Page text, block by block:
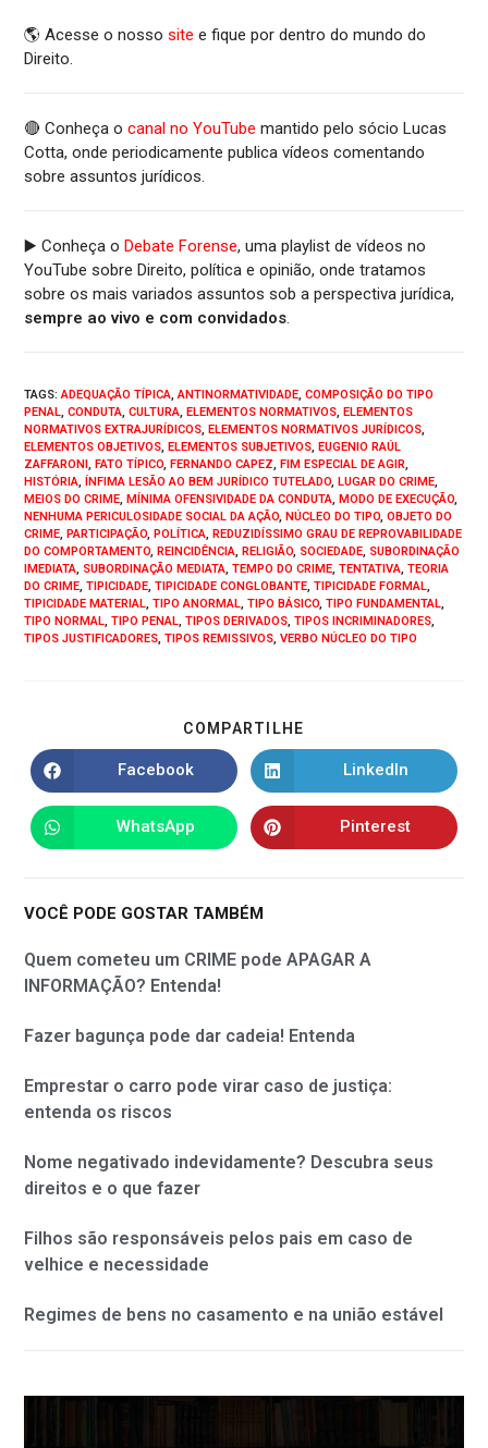
🌎 Acesse o nossosite e fique por dentro do mundo do
Direito.
🔴 Conheça ocanal no YouTube mantido pelo sócio Lucas
Cotta, onde periodicamente publica vídeos comentando
sobre assuntos jurídicos.
▶️ Conheça oDebate Forense, uma playlist de vídeos no
YouTube sobre Direito, política e opinião, onde tratamos
sobre os mais variados assuntos sob a perspectiva jurídica,
sempre ao vivo e com convidados.
TAGS:ADEQUAÇÃO TÍPICA, ANTINORMATIVIDADE, COMPOSIÇÃO DO TIPO
PENAL, CONDUTA, CULTURA, ELEMENTOS NORMATIVOS, ELEMENTOS
NORMATIVOS EXTRAJURÍDICOS, ELEMENTOS NORMATIVOS JURÍDICOS,
ELEMENTOS OBJETIVOS, ELEMENTOS SUBJETIVOS, EUGENIO RAÚL
ZAFFARONI, FATO TÍPICO, FERNANDO CAPEZ, FIM ESPECIAL DE AGIR,
HISTÓRIA, ÍNFIMA LESÃO AO BEM JURÍDICO TUTELADO, LUGAR DO CRIME,
MEIOS DO CRIME, MÍNIMA OFENSIVIDADE DA CONDUTA, MODO DE EXECUÇÃO,
NENHUMA PERICULOSIDADE SOCIAL DA AÇÃO, NÚCLEO DO TIPO, OBJETO DO
CRIME, PARTICIPAÇÃO, POLÍTICA, REDUZIDÍSSIMO GRAU DE REPROVABILIDADE
DO COMPORTAMENTO, REINCIDÊNCIA, RELIGIÃO, SOCIEDADE, SUBORDINAÇÃO
IMEDIATA, SUBORDINAÇÃO MEDIATA, TEMPO DO CRIME, TENTATIVA, TEORIA
DO CRIME, TIPICIDADE, TIPICIDADE CONGLOBANTE, TIPICIDADE FORMAL,
TIPICIDADE MATERIAL, TIPO ANORMAL, TIPO BÁSICO, TIPO FUNDAMENTAL,
TIPO NORMAL, TIPO PENAL, TIPOS DERIVADOS, TIPOS INCRIMINADORES,
TIPOS JUSTIFICADORES, TIPOS REMISSIVOS, VERBO NÚCLEO DO TIPO
COMPARTILHE
Facebook LinkedIn
WhatsApp Pinterest
VOCÊ PODE GOSTAR TAMBÉM
Quem cometeu um CRIME pode APAGAR A
INFORMAÇÃO? Entenda!
Fazer bagunça pode dar cadeia! Entenda
Emprestar o carro pode virar caso de justiça:
entenda os riscos
Nome negativado indevidamente? Descubra seus
direitos e o que fazer
Filhos são responsáveis pelos pais em caso de
velhice e necessidade
Regimes de bens no casamento e na união estável